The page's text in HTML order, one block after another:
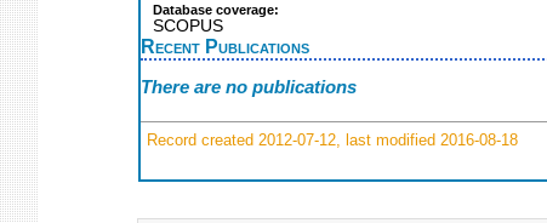
Database coverage:
SCOPUS
Recent Publications
There are no publications
Record created 2012-07-12, last modified 2016-08-18